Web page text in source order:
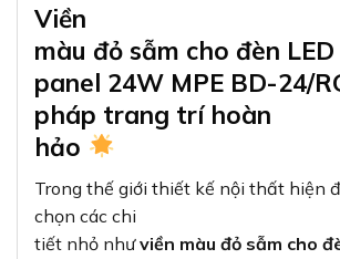
Viền
màu đỏ sẫm cho đèn
panel 24W MPE BD-24/
pháp trang trí hoàn
hảo
Trong thế giới thiết kế nội thất hiện
chọn các chi
tiết nhỏ nhưviền màu đỏ sẫm cho